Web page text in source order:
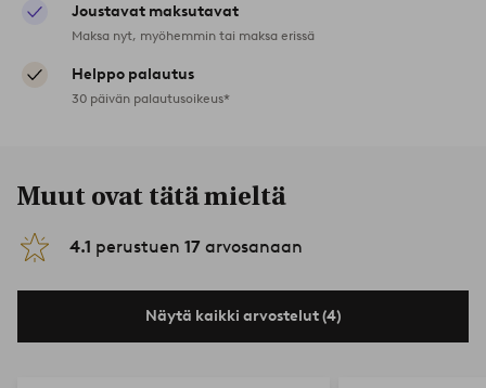
Joustavat maksutavat
Maksa nyt, myöhemmin tai maksa erissä
Helppo palautus
30 päivän palautusoikeus*
Muut ovat tätä mieltä
4.1 perustuen 17 arvosanaan
Näytä kaikki arvostelut (4)